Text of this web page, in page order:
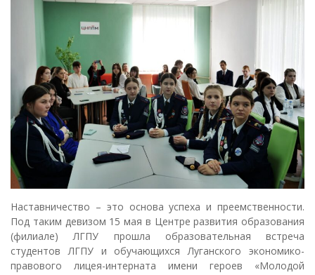
Наставничество – это основа успеха и преемственности.
Под таким девизом 15 мая в Центре развития образования
(филиале) ЛГПУ прошла образовательная встреча
студентов ЛГПУ и обучающихся Луганского экономико-
правового лицея-интерната имени героев «Молодой